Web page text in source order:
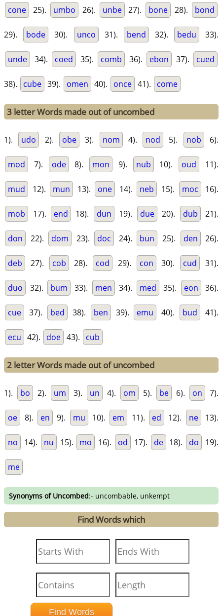
cone 25). umbo 26). unbe 27). bone 28). bond
29). bode 30). unco 31). bend 32). bedu 33).
unde 34). coed 35). comb 36). ebon 37). cued
38). cube 39). omen 40). once 41). come
3 letter Words made out of uncombed
1). udo 2). obe 3). nom 4). nod 5). nob 6).
mod 7). ode 8). mon 9). nub 10). oud 11).
mud 12). mun 13). one 14). neb 15). moc 16).
mob 17). end 18). dun 19). due 20). dub 21).
don 22). dom 23). doc 24). bun 25). den 26).
deb 27). cob 28). cod 29). con 30). cud 31).
duo 32). bum 33). men 34). med 35). eon 36).
cue 37). bed 38). ben 39). emu 40). bud 41).
ecu 42). doe 43). cub
2 letter Words made out of uncombed
1). bo 2). um 3). un 4). om 5). be 6). on 7).
oe 8). en 9). mu 10). em 11). ed 12). ne 13).
no 14). nu 15). mo 16). od 17). de 18). do 19).
me
Synonyms of Uncombed:- uncombable, unkempt
Find Words which